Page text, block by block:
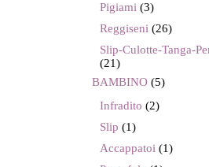
Pigiami (3)
Reggiseni (26)
Slip-Culotte-Tanga-
(21)
BAMBINO (5)
Infradito (2)
Slip (1)
Accappatoi (1)